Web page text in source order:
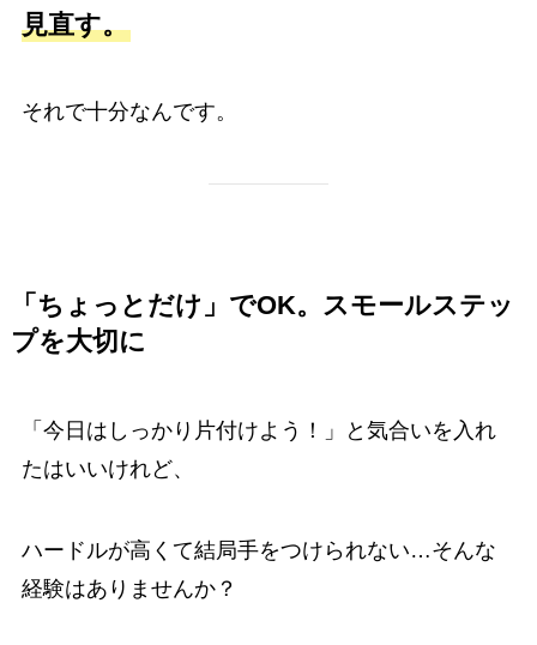
見直す。
それで十分なんです。
「ちょっとだけ」でOK。スモールステッ
プを大切に
「今日はしっかり片付けよう！」と気合いを入れ
たはいいけれど、
ハードルが高くて結局手をつけられない…そんな
経験はありませんか？